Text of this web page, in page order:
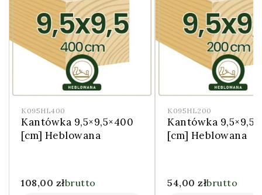
K095HL400
Kantówka 9,5×9,5×400
[cm] Heblowana
108,00 złbrutto
K095HL200
Kantówka
[cm] Heblowana
54,00 złbrutto